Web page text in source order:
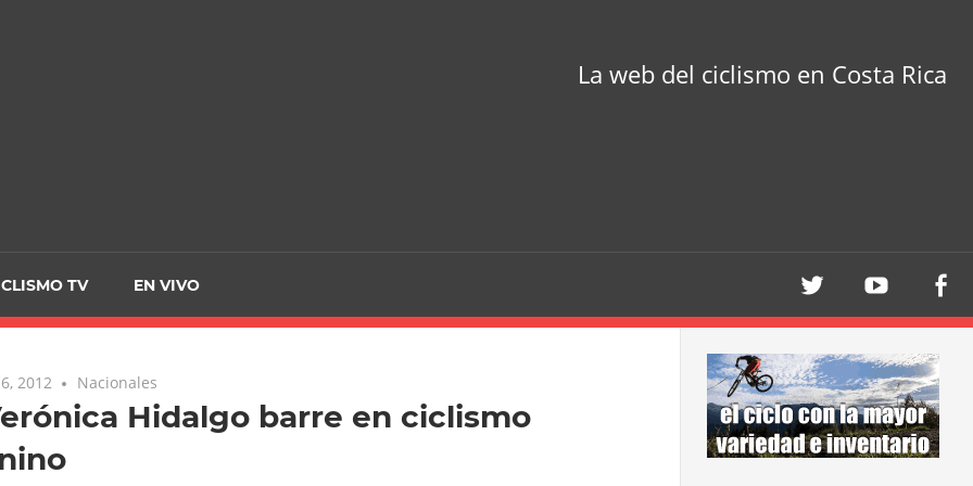
La web del ciclismo en Costa Rica
TV EN VIVO
2012 Nacionales
Hidalgo barre en ciclismo